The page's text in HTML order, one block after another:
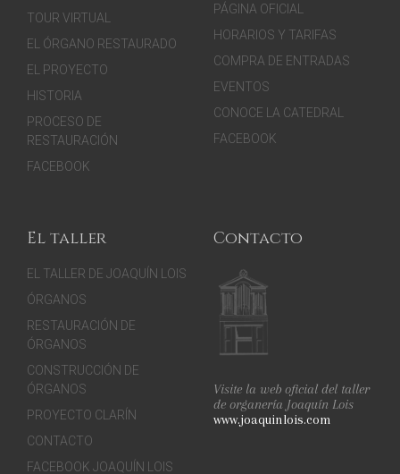
TOUR VIRTUAL
EL ÓRGANO RESTAURADO
EL PROYECTO
HISTORIA
PROCESO DE
RESTAURACIÓN
FACEBOOK
PÁGINA OFICIAL
HORARIOS Y TARIFAS
COMPRA DE ENTRADAS
EVENTOS
CONOCE LA CATEDRAL
FACEBOOK
El taller
EL TALLER DE JOAQUÍN LOIS
ÓRGANOS
RESTAURACIÓN DE
ÓRGANOS
CONSTRUCCIÓN DE
ÓRGANOS
PROYECTO CLARÍN
CONTACTO
FACEBOOK JOAQUÍN LOIS
Contacto
Visite la web oficial del taller
de organería Joaquín Lois
www.joaquinlois.com